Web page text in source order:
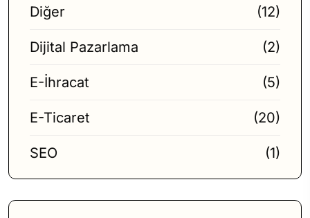
Diğer (12)
Dijital Pazarlama (2)
E-İhracat (5)
E-Ticaret (20)
SEO (1)